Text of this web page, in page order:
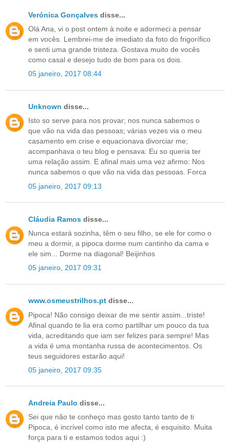
Verónica Gonçalves disse...
Olá Ana, vi o post ontem à noite e adormeci a pensar
em vocês. Lembrei-me de imediato da foto do frigorífico
e senti uma grande tristeza. Gostava muito de vocês
como casal e desejo tudo de bom para os dois.
05 janeiro, 2017 08:44
Unknown disse...
Isto so serve para nos provar; nos nunca sabemos o
que vão na vida das pessoas; várias vezes via o meu
casamento em crise e equacionava divorciar me;
acompanhava o teu blog e pensava: Eu so queria ter
uma relação assim. E afinal mais uma vez afirmo: Nos
nunca sabemos o que vão na vida das pessoas. Forca
05 janeiro, 2017 09:13
Cláudia Ramos disse...
Nunca estará sozinha, têm o seu filho, se ele for como o
meu a dormir, a pipoca dorme num cantinho da cama e
ele sim... Dorme na diagonal! Beijinhos
05 janeiro, 2017 09:31
www.osmeustrilhos.pt disse...
Pipoca! Não consigo deixar de me sentir assim...triste!
Afinal quando te lia era como partilhar um pouco da tua
vida, acreditando que iam ser felizes para sempre! Mas
a vida é uma montanha russa de acontecimentos. Os
teus seguidores estarão aqui!
05 janeiro, 2017 09:35
Andreia Paulo disse...
Sei que não te conheço mas gosto tanto tanto de ti
Pipoca, é incrivel como isto me afecta, é esquisito. Muita
força para ti e estamos todos aqui :)